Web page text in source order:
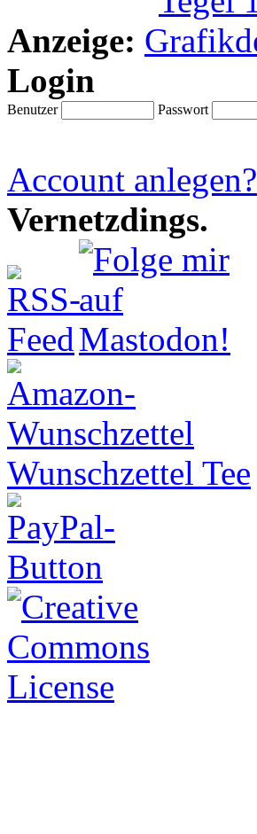
Anzeige:
Login
Benutzer Passwort
Account anlegen?
Vernetzdings.
Wunschzettel Tee